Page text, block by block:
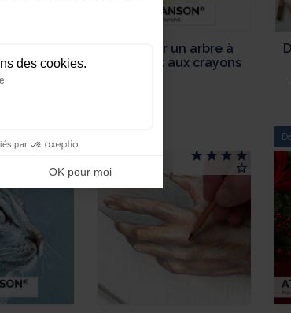
mêlant
Dessiner un arbre à
l’encre et aux crayons
des cookies.
par
OK pour moi
Plateforme de Gestion du Consentement : Personnalisez
plateforme vous permet d'adapter et de gérer vos